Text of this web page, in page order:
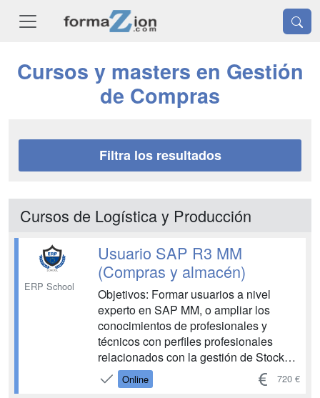
Cursos y masters en Gestión
de Compras
Filtra los resultados
Cursos de Logística y Producción
ERP School
Usuario SAP R3 MM
(Compras y almacén)
Objetivos: Formar usuarios a nivel
experto en SAP MM, o ampliar los
conocimientos de profesionales y
técnicos con perfiles profesionales
relacionados con la gestión de Stocks.
Facilitar los conocimientos para que el
alumno pueda replantear los procesos
Online 720 €